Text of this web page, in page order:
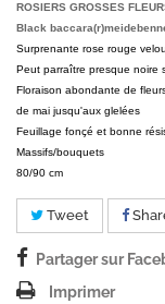
ROSIERS GROSSES
Black
Surprenante rose rouge
Peut parraître presque noire
Floraison abondante de
de mai jusqu'aux glelées
Feuillage fonçé et bonne
Massifs/bouquets
80/90 cm
Tweet
Partager sur
Imprimer